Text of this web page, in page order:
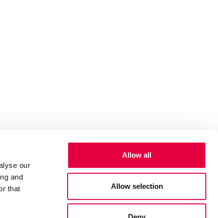
our
and
that
Allow all
Allow selection